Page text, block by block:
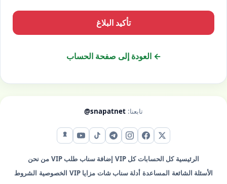
تأكيد البلاغ
← العودة إلى صفحة الحساب
تابعنا: @snapatnet
X (تويتر) فيس بوكإنستقرامتيليجرامتيك توكيوتيوبسناب شات
الرئيسية كل الحسابات كل VIP إضافة سناب طلب VIP
من نحن
الأسئلة الشائعة المساعدة أدلة سناب شات مزايا VIP الخصوصية الشروط